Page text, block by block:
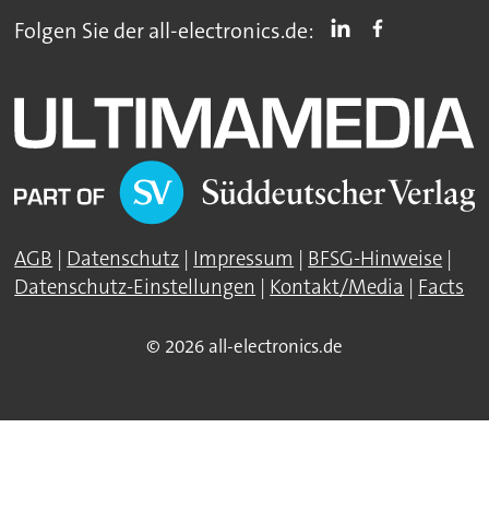
Folgen Sie der all-electronics.de:
AGB | Datenschutz | Impressum | BFSG-Hinweise |
Datenschutz-Einstellungen | Kontakt/Media | Facts
© 2026 all-electronics.de